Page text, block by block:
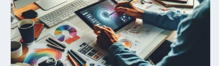
Hogyan készíts ATS-barát önéletrajzot?
Így növelheted az esélyedet az
állásinterjúra...
Kitalálod, mire használják ezeket a
gépeket?
Nem sikerült az egyetemi felvételi?
Tanulj szakmát!
Szoftverfejlesztő: verseny kódban –
amikor néhány sor program dönti el a
világversenyt...